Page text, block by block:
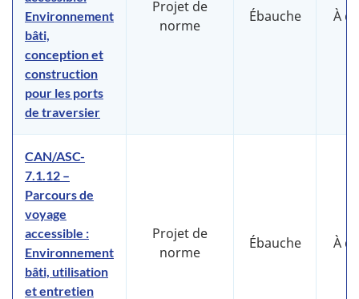
Environnement
bâti,
conception et
construction
pour les ports
de traversier
Projet de
norme
Ébauche À
CAN/ASC-
7.1.12 –
Parcours de
voyage
accessible :
Environnement
bâti, utilisation
et entretien
Projet de
norme
Ébauche À